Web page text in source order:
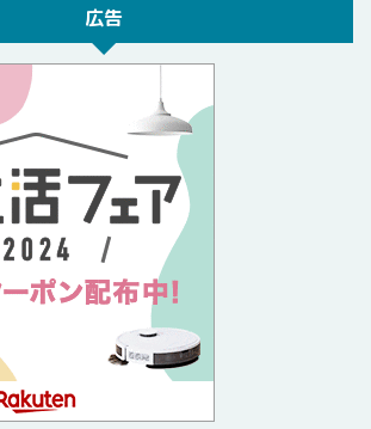
広告